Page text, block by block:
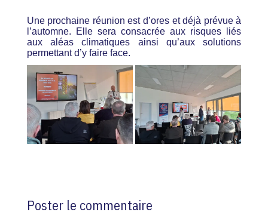
Une prochaine réunion est d’ores et déjà prévue à
l’automne. Elle sera consacrée aux risques liés
aux aléas climatiques ainsi qu’aux solutions
permettant d’y faire face.
Poster le commentaire